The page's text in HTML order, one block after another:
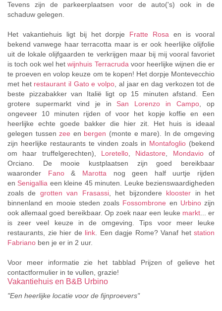
Tevens zijn de parkeerplaatsen voor de auto('s) ook in de
schaduw gelegen.
Het vakantiehuis ligt bij het dorpje Fratte Rosa en is vooral
bekend vanwege haar terracotta maar is er ook heerlijke olijfolie
uit de lokale olijfgaarden te verkrijgen maar bij mij vooral favoriet
is toch ook wel hetwijnhuis Terracruda voor heerlijke wijnen die er
te proeven en volop keuze om te kopen! Het dorpje Montevecchio
met het restaurant il Gato e volpo , al jaar en dag verkozen tot de
beste pizzabakker van Italië ligt op 15 minuten afstand. Een
grotere supermarkt vind je in San Lorenzo in Campo , op
ongeveer 10 minuten rijden of voor het kopje koffie en een
heerlijke echte goede bakker die hier zit. Het huis is ideaal
gelegen tussenzee en bergen (monte e mare). In de omgeving
zijn heerlijke restaurants te vinden zoals in Montafoglio (bekend
om haar truffelgerechten), Loretello Nidastore Mondavioof
Orciano. De mooie kustplaatsen zijn goed bereikbaar
waaronder Fano& Marotta nog geen half uurtje rijden
en Senigallia een kleine 45 minuten. Leuke bezienswaardigheden
zoals de grotten van Frasassi, het bijzondere klooster in het
binnenland en mooie steden zoals Fossombrone en Urbinozijn
ook allemaal goed bereikbaar. Op zoek naar een leuke markt... er
is zeer veel keuze in de omgeving. Tips voor meer leuke
restaurants, zie hier de link . Een dagje Rome? Vanaf het station
Fabriano ben je er in 2 uur.
Voor meer informatie zie het tabblad Prijzen of gelieve het
contactformulier in te vullen, grazie!
Vakantiehuis en B&B Urbino
"Een heerlijke locatie voor de fijnproevers"